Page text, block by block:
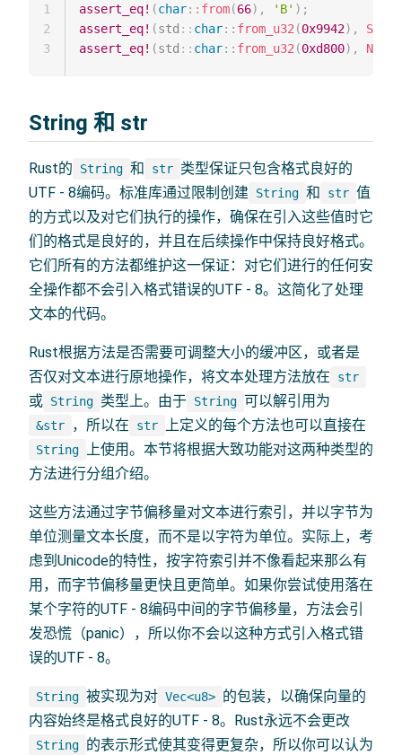
assert_eq! (char:: from(66) , 'B' ) ;
assert_eq! (std :: char:: from_u32 (0x9942) , Some
assert_eq! (std :: char:: from_u32 (0xd800) , None
1
2
3
String 和 str
Rust的 String 和 str 类型保证只包含格式良好的
UTF - 8编码。标准库通过限制创建 String 和 str 值
的方式以及对它们执行的操作，确保在引入这些值时它
们的格式是良好的，并且在后续操作中保持良好格式。
它们所有的方法都维护这一保证：对它们进行的任何安
全操作都不会引入格式错误的UTF - 8。这简化了处理
文本的代码。
Rust根据方法是否需要可调整大小的缓冲区，或者是
否仅对文本进行原地操作，将文本处理方法放在
str
或 String 类型上。由于 String 可以解引用为
&str ，所以在 str 上定义的每个方法也可以直接在
String 上使用。本节将根据大致功能对这两种类型的
方法进行分组介绍。
这些方法通过字节偏移量对文本进行索引，并以字节为
单位测量文本长度，而不是以字符为单位。实际上，考
虑到Unicode的特性，按字符索引并不像看起来那么有
用，而字节偏移量更快且更简单。如果你尝试使用落在
某个字符的UTF - 8编码中间的字节偏移量，方法会引
发恐慌（panic），所以你不会以这种方式引入格式错
误的UTF - 8。
String 被实现为对 Vec<u8> 的包装，以确保向量的
内容始终是格式良好的UTF - 8。Rust永远不会更改
String 的表示形式使其变得更复杂，所以你可以认为